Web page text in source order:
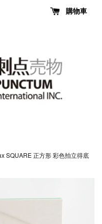
購物車
SQUARE 正方形 彩色拍立得底